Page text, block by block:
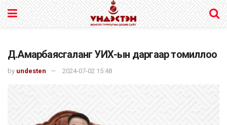
Д.Амарбаясгаланг УИХ-ын даргаар томиллоо
by undesten 2024-07-02 15:48